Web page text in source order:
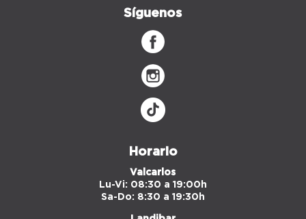
Síguenos
Horario
Valcarlos
Lu-Vi: 08:30 a 19:00h
Sa-Do: 8:30 a 19:30h